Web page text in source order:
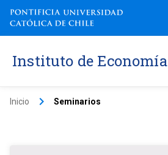
Instituto de Economía
Inicio keyboard_arrow_right Seminarios